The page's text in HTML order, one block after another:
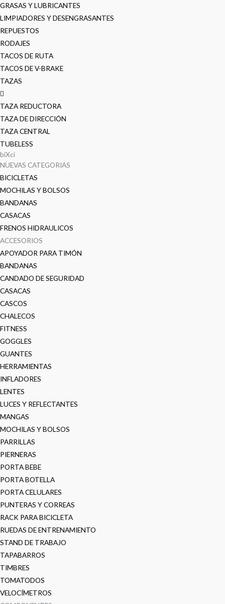
GRASAS Y LUBRICANTES
LIMPIADORES Y DESENGRASANTES
REPUESTOS
RODAJES
TACOS DE RUTA
TACOS DE V-BRAKE
TAZAS
TAZA REDUCTORA
TAZA DE DIRECCIÓN
TAZA CENTRAL
TUBELESS
biXci
NUEVAS CATEGORIAS
BICICLETAS
MOCHILAS Y BOLSOS
BANDANAS
CASACAS
FRENOS HIDRAULICOS
ACCESORIOS
APOYADOR PARA TIMÓN
BANDANAS
CANDADO DE SEGURIDAD
CASACAS
CASCOS
CHALECOS
FITNESS
GOGGLES
GUANTES
HERRAMIENTAS
INFLADORES
LENTES
LUCES Y REFLECTANTES
MANGAS
MOCHILAS Y BOLSOS
PARRILLAS
PIERNERAS
PORTA BEBE
PORTA BOTELLA
PORTA CELULARES
PUNTERAS Y CORREAS
RACK PARA BICICLETA
RUEDAS DE ENTRENAMIENTO
STAND DE TRABAJO
TAPABARROS
TIMBRES
TOMATODOS
VELOCÍMETROS